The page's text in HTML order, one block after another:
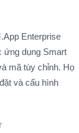
Enterprise
ứng dụng Smart
mã tùy chỉnh. Họ
và cấu hình